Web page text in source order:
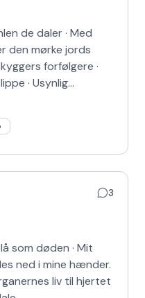
de daler · Med
den mørke jords
forfølgere ·
· Usynlig…
3
som døden · Mit
ned i mine hænder.
liv til hjertet